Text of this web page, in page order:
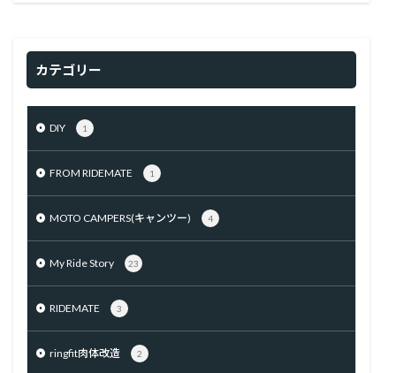
カテゴリー
DIY 1
FROM RIDEMATE 1
MOTO CAMPERS(キャンツー) 4
My Ride Story 23
RIDEMATE 3
ringfit肉体改造 2